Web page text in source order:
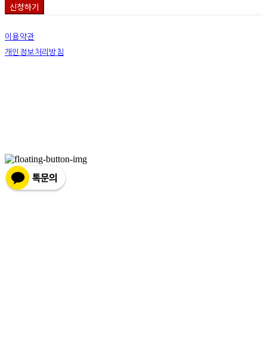
신청하기
이용약관
개인정보처리방침